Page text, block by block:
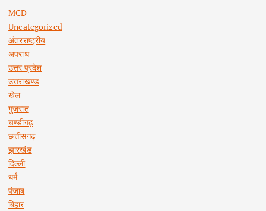
MCD
Uncategorized
अंतरराष्ट्रीय
अपराध
उत्तर प्रदेश
उत्तराखण्ड
खेल
गुजरात
चण्डीगढ़
छत्तीसगढ़
झारखंड
दिल्ली
धर्म
पंजाब
बिहार